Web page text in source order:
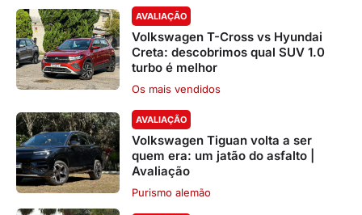
AVALIAÇÃO
Volkswagen T-Cross vs Hyundai
Creta: descobrimos qual SUV 1.0
turbo é melhor
Os mais vendidos
AVALIAÇÃO
Volkswagen Tiguan volta a ser
quem era: um jatão do asfalto |
Avaliação
Purismo alemão